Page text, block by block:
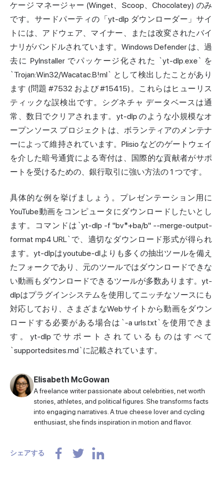
ケージ マネージャー (Winget、Scoop、Chocolatey) のみ
です。サードパーティの「yt-dlp ダウンローダー」サイ
トには、アドウェア、マイナー、または改変されたバイ
ナリがバンドルされています。Windows Defender は、過
去に PyInstaller でパッケージ化された `yt-dlp.exe` を
`Trojan:Win32/Wacatac.B!ml` として検出したことがあり
ます (問題 #7532 および #15415)。これらはヒューリス
ティックな誤検出です。シグネチャ データベースは通
常、数日でクリアされます。yt-dlp のような小規模なオ
ープンソース プロジェクトは、ボランティアのメンテナ
ーによって維持されています。Plisio などのゲートウェイ
を介した暗号通貨による寄付は、国際的な貢献者がサポ
ートを受けるための、銀行取引に強い方法の 1 つです。
具体的な例を挙げましょう。プレゼンテーション用に
YouTube動画をコンピュータにダウンロードしたいとし
ます。コマンドは`yt-dlp -f "bv*+ba/b" --merge-output-
format mp4 URL`で、適切なダウンロード形式が得られ
ます。yt-dlpはyoutube-dlよりも多くの抽出ツールを備え
たフォークであり、元のツールではダウンロードできな
い動画もダウンロードできるツールが多数あります。yt-
dlpはプラグインシステムを使用してニッチなソースにも
対応しており、さまざまなWebサイトから動画をダウン
ロードする必要がある場合は`-a urls.txt`を使用できま
す。yt-dlpでサポートされているものはすべて
`supportedsites.md`に記載されています。
Elisabeth McGowan
A freelance writer passionate about celebrities, net worth
stories, athletes, and political figures. She transforms facts
into engaging narratives. A true cheese lover and cycling
enthusiast, she finds inspiration in motion and flavor.
シェアする